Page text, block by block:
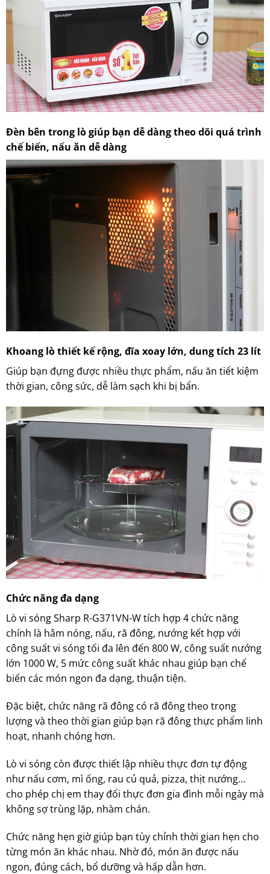
Đèn bên trong lò giúp bạn dễ dàng theo dõi quá trình
chế biến, nấu ăn dễ dàng
Khoang lò thiết kế rộng, đĩa xoay lớn, dung tích 23 lít
Giúp bạn đựng được nhiều thực phẩm, nấu ăn tiết kiệm
thời gian, công sức, dễ làm sạch khi bị bẩn.
Chức năng đa dạng
Lò vi sóng Sharp R-G371VN-W tích hợp 4 chức năng
chính là hâm nóng, nấu, rã đông, nướng kết hợp với
công suất vi sóng tối đa lên đến 800 W, công suất nướng
lớn 1000 W, 5 mức công suất khác nhau giúp bạn chế
biến các món ngon đa dạng, thuận tiện.
Đặc biệt, chức năng rã đông có rã đông theo trọng
lượng và theo thời gian giúp bạn rã đông thực phẩm linh
hoạt, nhanh chóng hơn.
Lò vi sóng còn được thiết lập nhiều thực đơn tự động
như nấu cơm, mì ống, rau củ quả, pizza, thịt nướng…
cho phép chị em thay đổi thực đơn gia đình mỗi ngày mà
không sợ trùng lặp, nhàm chán.
Chức năng hẹn giờ giúp bạn tùy chỉnh thời gian hẹn cho
từng món ăn khác nhau. Nhờ đó, món ăn được nấu
ngon, đúng cách, bổ dưỡng và hấp dẫn hơn.